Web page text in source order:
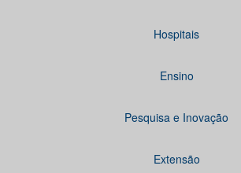
Hospitais
Ensino
Pesquisa e Inovação
Extensão